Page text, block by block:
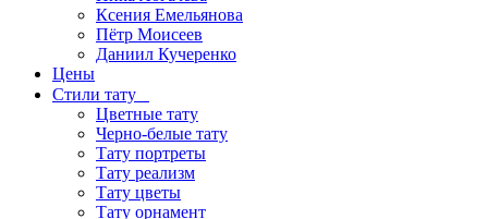
Ксения Емельянова
Пётр Моисеев
Даниил Кучеренко
Цены
Стили тату
Цветные тату
Черно-белые тату
Тату портреты
Тату реализм
Тату цветы
Тату орнамент